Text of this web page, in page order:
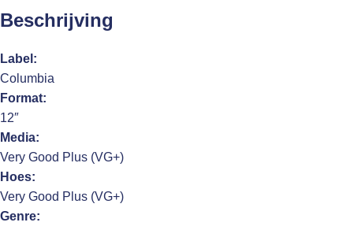
Beschrijving
Label:
Columbia
Format:
12″
Media:
Very Good Plus (VG+)
Hoes:
Very Good Plus (VG+)
Genre: